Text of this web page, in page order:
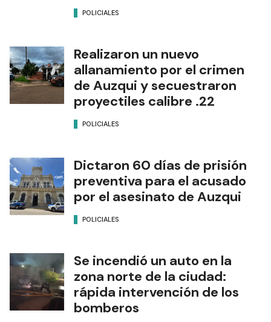
POLICIALES
Realizaron un nuevo
allanamiento por el crimen
de Auzqui y secuestraron
proyectiles calibre .22
POLICIALES
Dictaron 60 días de prisión
preventiva para el acusado
por el asesinato de Auzqui
POLICIALES
Se incendió un auto en la
zona norte de la ciudad:
rápida intervención de los
bomberos